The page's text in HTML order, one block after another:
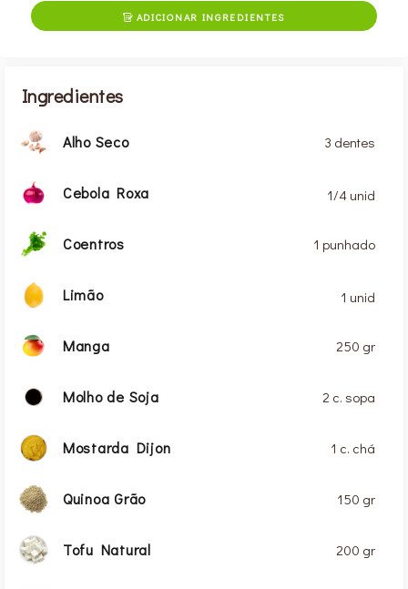
ADICIONAR INGREDIENTES
Ingredientes
Alho Seco 3 dentes
Cebola Roxa 1/4 unid
Coentros 1 punhado
Limão 1 unid
Manga 250 gr
Molho de Soja 2 c. sopa
Mostarda Dijon 1 c. chá
Quinoa Grão 150 gr
Tofu Natural 200 gr